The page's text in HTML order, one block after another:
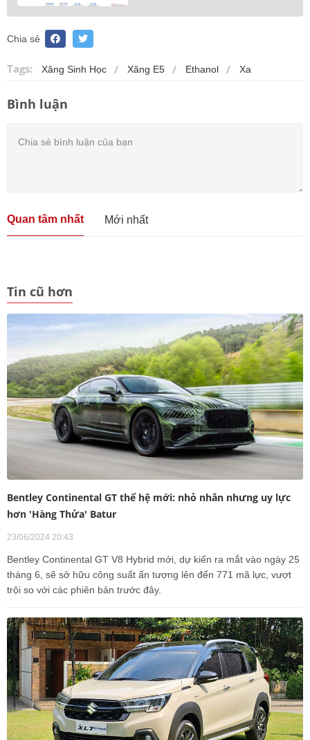
Chia sẻ
Tags: Xăng Sinh Học Xăng E5 Ethanol Xa
Bình luận
Quan tâm nhất Mới nhất
Tin cũ hơn
Bentley Continental GT thế hệ mới: nhỏ nhắn nhưng uy lực
hơn 'Hàng Thửa' Batur
23/06/2024 20:43
Bentley Continental GT V8 Hybrid mới, dự kiến ra mắt vào ngày 25
tháng 6, sẽ sở hữu công suất ấn tượng lên đến 771 mã lực, vượt
trội so với các phiên bản trước đây.